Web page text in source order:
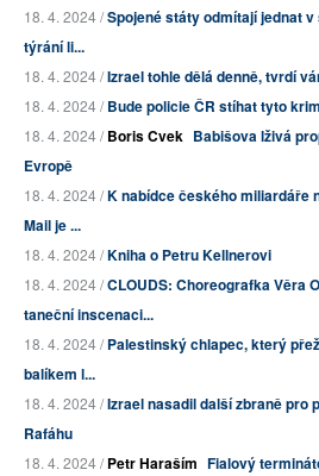
18. 4. 2024 /Spojené státy odmítají jednat
týrání li...
18. 4. 2024 /Izrael tohle dělá denně, tvrdí
18. 4. 2024 /Bude policie ČR stíhat tyto
18. 4. 2024 /Boris Cvek Babišova lživá
Evropě
18. 4. 2024 /K nabídce českého miliardáře
Mail je ...
18. 4. 2024 /Kniha o Petru Kellnerovi
18. 4. 2024 /CLOUDS: Choreografka Věra
taneční inscenaci...
18. 4. 2024 /Palestinský chlapec, který
balíkem l...
18. 4. 2024 /Izrael nasadil další zbraně pro
Rafáhu
18. 4. 2024 /Petr Haraším Fialový